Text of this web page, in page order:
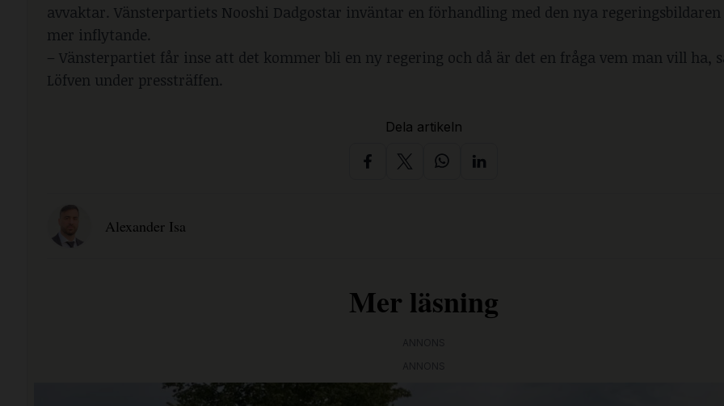
avvaktar. Vänsterpartiets Nooshi Dadgostar inväntar en förhandling med den nya
mer inflytande.
– Vänsterpartiet får inse att det kommer bli en ny regering och då är det en fråga vem man vill ha,
Löfven under pressträffen.
Dela artikeln
Alexander Isa
Mer läsning